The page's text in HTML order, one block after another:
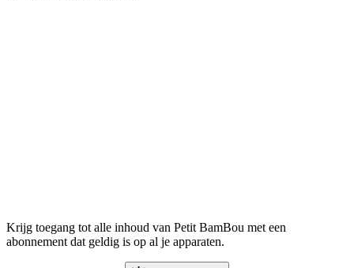
Krijg toegang tot alle inhoud van Petit BamBou met een
abonnement dat geldig is op al je apparaten.